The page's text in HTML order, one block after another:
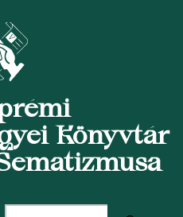
Könyvtár